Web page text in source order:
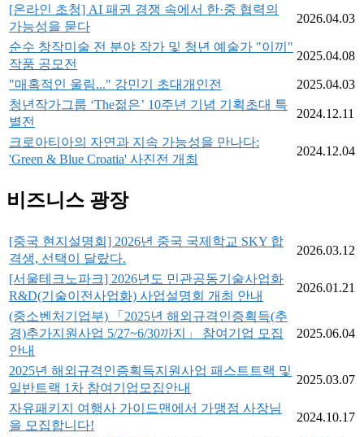
[온라인 초청] AI 패권 경쟁 속에서 한·중 협력의
가능성을 묻다
2026.04.03
순수 창작미술 전 분야 작가 및 청년 예술가 "이끼"
작품 공모전
2025.04.08
"매혹적인 울림..." 강민기 초대개인전
2025.04.03
청년작가그룹 ‘The젊은’ 10주년 기념 기획초대 특
별전
2024.12.11
크로아티아의 자연과 지속 가능성을 만나다:
'Green & Blue Croatia' 사진전 개최
2024.12.04
비즈니스 광장
[중국 현지설명회] 2026년 중국 국제학교 SKY 합
격생, 선택이 달랐다.
2026.03.12
[서울테크노파크] 2026년도 민관공동기술사업화
R&D(기술이전사업화) 사업설명회 개최 안내
2026.01.21
(중소벤처기업부) 「2025년 해외규격인증획득(추
경)추가지원사업 5/27~6/30까지」 참여기업 모집
안내
2025.06.04
2025년 해외규격인증획득지원사업 패스트트랙 및
일반트랙 1차 참여기업모집안내
2025.03.07
자유패키지 여행사 가이드맨에서 가맹점 사장님
을 모집합니다!
2024.10.17